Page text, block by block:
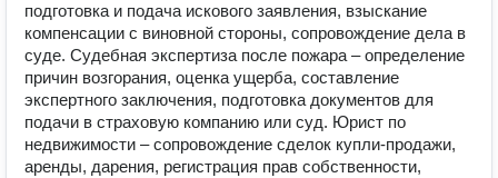
подготовка и подача искового заявления, взыскание
компенсации с виновной стороны, сопровождение дела в
суде. Судебная экспертиза после пожара – определение
причин возгорания, оценка ущерба, составление
экспертного заключения, подготовка документов для
подачи в страховую компанию или суд. Юрист по
недвижимости – сопровождение сделок купли-продажи,
аренды, дарения, регистрация прав собственности,